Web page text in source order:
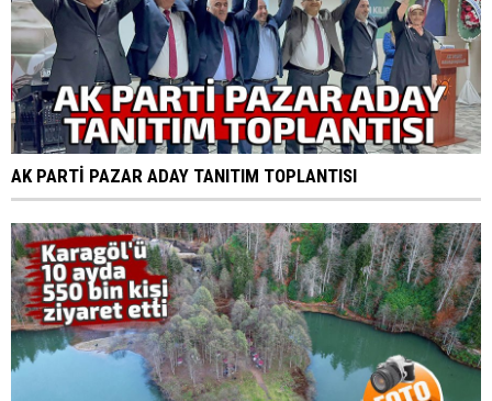
AK PARTİ PAZAR ADAY TANITIM TOPLANTISI